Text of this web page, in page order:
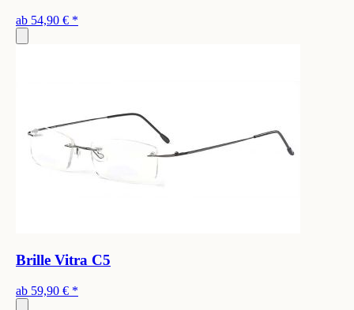
ab 54,90 € *
Brille Vitra C5
ab 59,90 € *